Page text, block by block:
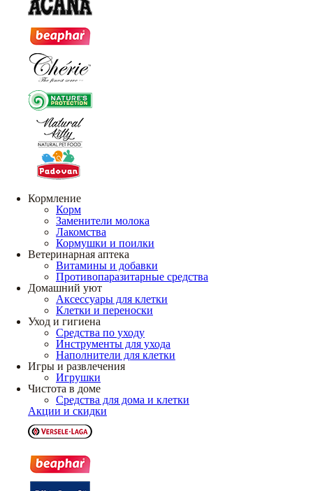
Кормление
Корм
Заменители молока
Лакомства
Кормушки и поилки
Ветеринарная аптека
Витамины и добавки
Противопаразитарные средства
Домашний уют
Аксессуары для клетки
Клетки и переноски
Уход и гигиена
Средства по уходу
Инструменты для ухода
Наполнители для клетки
Игры и развлечения
Игрушки
Чистота в доме
Средства для дома и клетки
Акции и скидки